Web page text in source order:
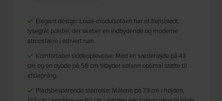
Elegant design: Louis-modulsofaen har et fløjlsblødt,
lysegråt polster, der skaber en indbydende og moderne
atmosfære i ethvert rum.
Komfortabel siddeoplevelse: Med en sædehøjde på 43
cm og en dybde på 58 cm tilbyder sofaen optimal støtte til
afslapning.
Pladsbesparende størrelse: Målene på 73 cm i højden,